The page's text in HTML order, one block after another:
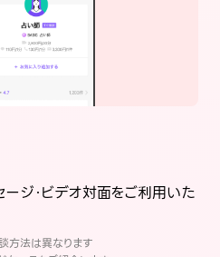
ージ・ビデオ対面をご利用いた
方法は異なります